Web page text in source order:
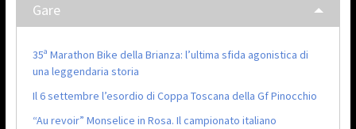
Gare
35ª Marathon Bike della Brianza: l’ultima sfida agonistica di
una leggendaria storia
Il 6 settembre l’esordio di Coppa Toscana della Gf Pinocchio
“Au revoir” Monselice in Rosa. Il campionato italiano